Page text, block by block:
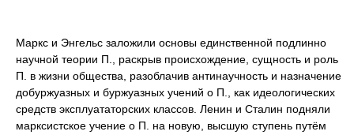
Маркс и Энгельс заложили основы единственной подлинно
научной теории П., раскрыв происхождение, сущность и роль
П. в жизни общества, разоблачив антинаучность и назначение
добуржуазных и буржуазных учений о П., как идеологических
средств эксплуататорских классов. Ленин и Сталин подняли
марксистское учение о П. на новую, высшую ступень путём